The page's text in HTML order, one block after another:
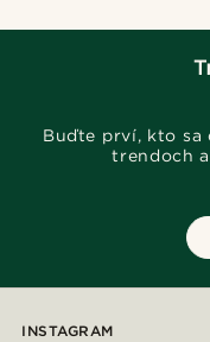
Buďte prví, kto sa
trendoch
INSTAGRAM